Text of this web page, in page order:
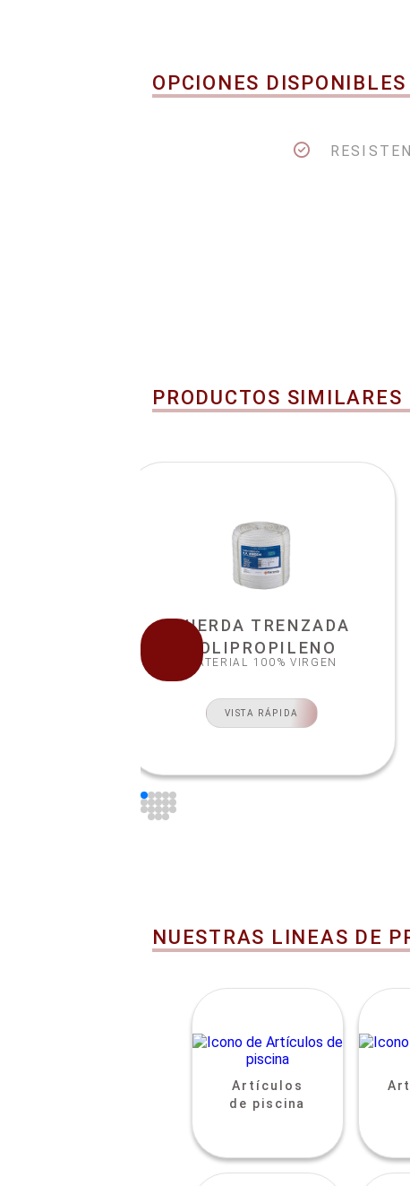
OPCIONES DISPONIBLES
PRODUCTOS SIMILARES
CUERDA TRENZADA
POLIPROPILENO
MATERIAL 100% VIRGEN
VISTA RÁPIDA
NUESTRAS LINEAS DE
Artículos
de piscina